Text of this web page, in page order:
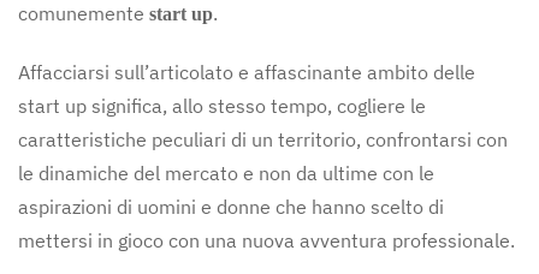
comunemente start up.
Affacciarsi sull’articolato e affascinante ambito delle
start up significa, allo stesso tempo, cogliere le
caratteristiche peculiari di un territorio, confrontarsi con
le dinamiche del mercato e non da ultime con le
aspirazioni di uomini e donne che hanno scelto di
mettersi in gioco con una nuova avventura professionale.